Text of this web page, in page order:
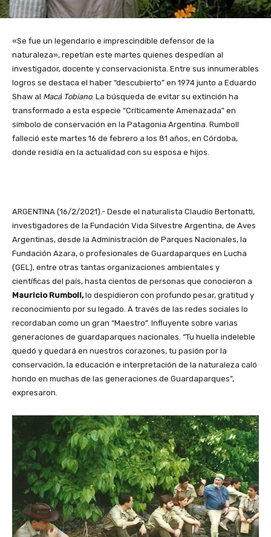
«Se fue un legendario e imprescindible defensor de la
naturaleza», repetían este martes quienes despedían al
investigador, docente y conservacionista. Entre sus innumerables
logros se destaca el haber “descubierto” en 1974 junto a Eduardo
Shaw al Macá Tobiano. La búsqueda de evitar su extinción ha
transformado a esta especie “Críticamente Amenazada” en
símbolo de conservación en la Patagonia Argentina. Rumboll
falleció este martes 16 de febrero a los 81 años, en Córdoba,
donde residía en la actualidad con su esposa e hijos.
ARGENTINA (16/2/2021).- Desde el naturalista Claudio Bertonatti,
investigadores de la Fundación Vida Silvestre Argentina, de Aves
Argentinas, desde la Administración de Parques Nacionales, la
Fundación Azara, o profesionales de Guardaparques en Lucha
(GEL), entre otras tantas organizaciones ambientales y
científicas del país, hasta cientos de personas que conocieron a
Mauricio Rumboll,lo despidieron con profundo pesar, gratitud y
reconocimiento por su legado. A través de las redes sociales lo
recordaban como un gran “Maestro”. Influyente sobre varias
generaciones de guardaparques nacionales. “Tu huella indeleble
quedó y quedará en nuestros corazones, tu pasión por la
conservación, la educación e interpretación de la naturaleza caló
hondo en muchas de las generaciones de Guardaparques”,
expresaron.